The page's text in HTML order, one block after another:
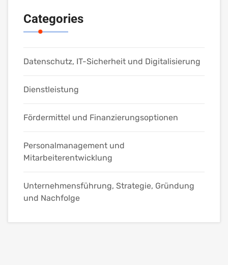
Categories
Datenschutz, IT-Sicherheit und Digitalisierung
Dienstleistung
Fördermittel und Finanzierungsoptionen
Personalmanagement und
Mitarbeiterentwicklung
Unternehmensführung, Strategie, Gründung
und Nachfolge